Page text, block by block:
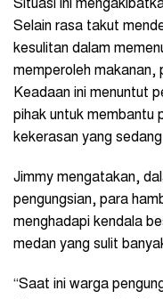
Situasi ini
Selain rasa takut
kesulitan dalam
memperoleh makanan,
Keadaan ini menuntut
pihak untuk membantu
kekerasan yang
Jimmy mengatakan,
pengungsian, para
menghadapi kendala
medan yang sulit
“Saat ini warga